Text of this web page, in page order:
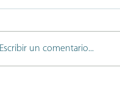
Escribir un comentario...